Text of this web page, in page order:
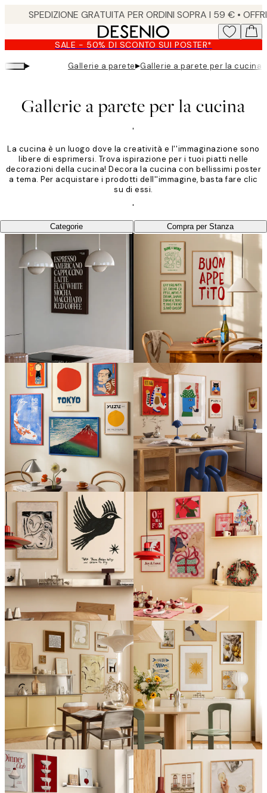
content.
SALE - 50% DI SCONTO SUI POSTER*
▸ Gallerie a parete▸Gallerie a parete per la cucina
Gallerie a parete per la cucina
'
La cucina è un luogo dove la creatività e l''immaginazione sono
libere di esprimersi. Trova ispirazione per i tuoi piatti nelle
decorazioni della cucina! Decora la cucina con bellissimi poster
a tema. Per acquistare i prodotti dell''immagine, basta fare clic
su di essi.
'
Categorie Compra per Stanza